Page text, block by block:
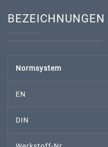
BEZEICHNUNGEN
Normsystem
EN
DIN